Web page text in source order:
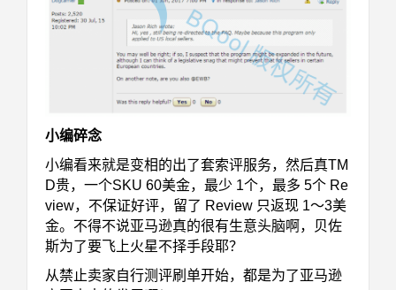
小编碎念
小编看来就是变相的出了套索评服务，然后真TM
D贵，一个SKU 60美金，最少 1个，最多 5个 Re
view，不保证好评，留了 Review 只返现 1～3美
金。不得不说亚马逊真的很有生意头脑啊，贝佐
斯为了要飞上火星不择手段耶？
从禁止卖家自行测评刷单开始，都是为了亚马逊